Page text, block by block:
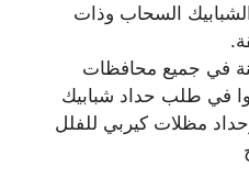
السحاب وذات
في جميع محافظات
في طلب حداد شبابيك
وحداد مظلات كيربي للفلل